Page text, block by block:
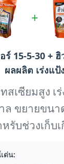
+
ร์ 15-5-30 +
ผลผลิต เร่งแป้
สเซียมสูง เ
ล ขยายขนา
รับช่วงเก็บ
ด่น: